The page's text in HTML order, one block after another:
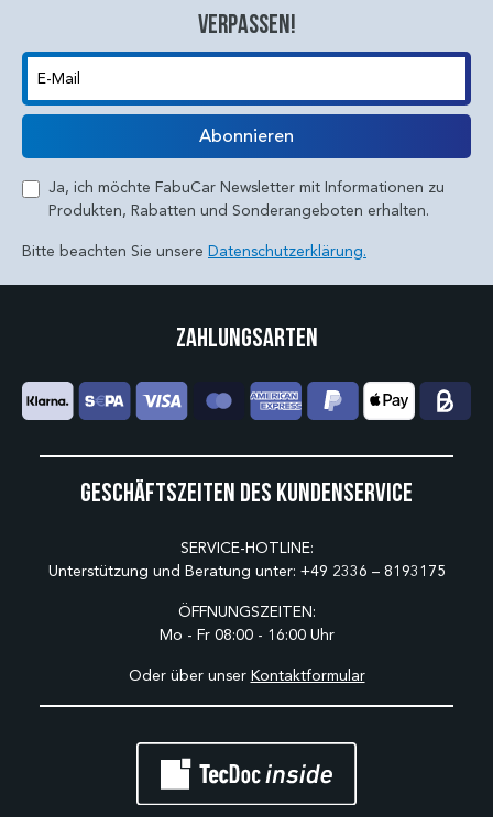
verpassen!
E-Mail
Abonnieren
Ja, ich möchte FabuCar Newsletter mit Informationen zu
Produkten, Rabatten und Sonderangeboten erhalten.
Bitte beachten Sie unsere Datenschutzerklärung.
Geschäftszeiten des Kundenservice
SERVICE-HOTLINE:
Unterstützung und Beratung unter: +49 2336 – 8193175
ÖFFNUNGSZEITEN:
Mo - Fr 08:00 - 16:00 Uhr
Oder über unser Kontaktformular
Zahlungsarten